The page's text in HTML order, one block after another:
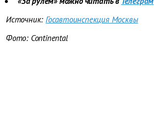
Источник: Госавтоинспекция Москвы
Фото: Continental